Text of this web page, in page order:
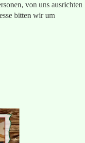
von uns ausrichten
bitten wir um